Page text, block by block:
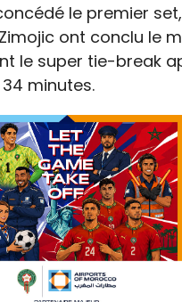
le premier set,
ont conclu le
le super tie-break
minutes.